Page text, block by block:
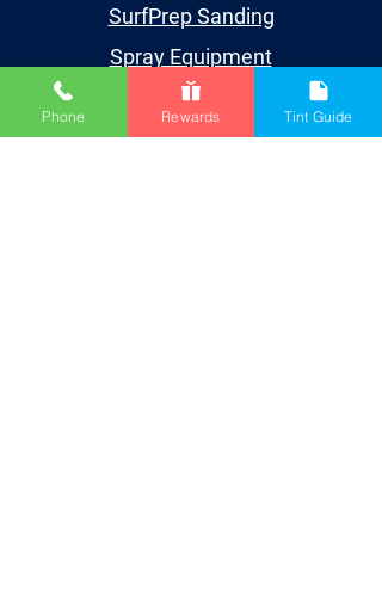
SurfPrep Sanding
Spray Equipment
Supplies
Phone Rewards Tint Guide